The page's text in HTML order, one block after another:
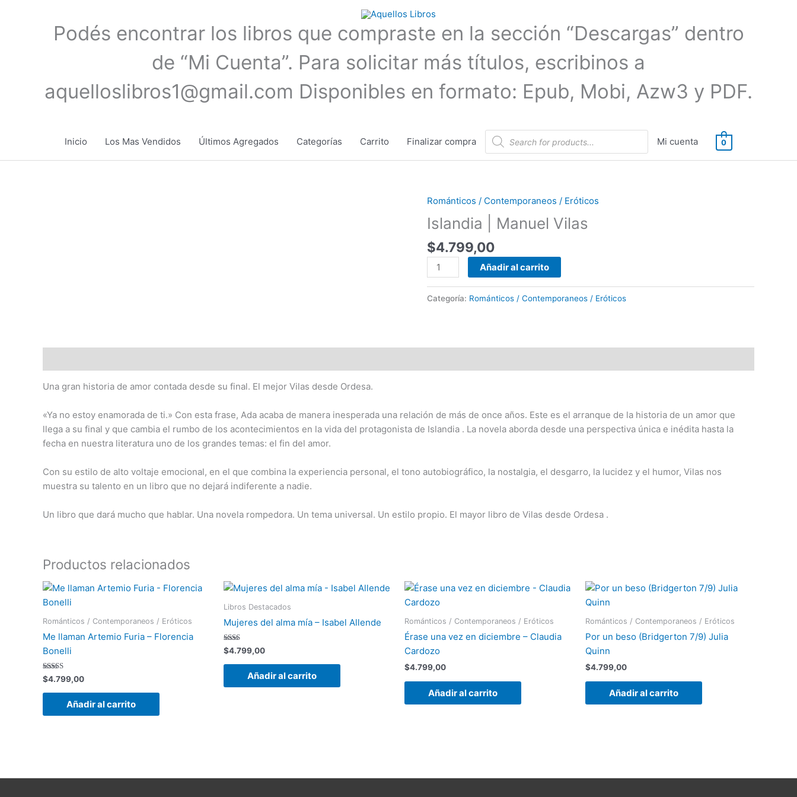
Podés encontrar los libros que compraste en la sección “Descargas” dentro
de “Mi Cuenta”. Para solicitar más títulos, escribinos a
aquelloslibros1@gmail.com Disponibles en formato: Epub, Mobi, Azw3 y PDF.
Inicio Los Mas Vendidos Últimos Agregados Categorías Carrito Finalizar compra
Búsqueda
de
productos
Mi cuenta 0
Románticos / Contemporaneos / Eróticos
Islandia | Manuel Vilas
$4.799,00
Islandia
|
Manuel
Vilas
cantidad
Añadir al carrito
Categoría: Románticos / Contemporaneos / Eróticos
Una gran historia de amor contada desde su final. El mejor Vilas desde Ordesa.
«Ya no estoy enamorada de ti.» Con esta frase, Ada acaba de manera inesperada una relación de más de once años. Este es el arranque de la historia de un amor que
llega a su final y que cambia el rumbo de los acontecimientos en la vida del protagonista de Islandia . La novela aborda desde una perspectiva única e inédita hasta la
fecha en nuestra literatura uno de los grandes temas: el fin del amor.
Con su estilo de alto voltaje emocional, en el que combina la experiencia personal, el tono autobiográfico, la nostalgia, el desgarro, la lucidez y el humor, Vilas nos
muestra su talento en un libro que no dejará indiferente a nadie.
Un libro que dará mucho que hablar. Una novela rompedora. Un tema universal. Un estilo propio. El mayor libro de Vilas desde Ordesa .
Productos relacionados
Románticos / Contemporaneos / Eróticos
Me llaman Artemio Furia – Florencia
Bonelli
Valorado
con
3.00
$4.799,00
Añadir al carrito
Libros Destacados
Mujeres del alma mía – Isabel Allende
Valorado
con
2.00
$4.799,00
Añadir al carrito
Románticos / Contemporaneos / Eróticos
Érase una vez en diciembre – Claudia
Cardozo
$4.799,00
Añadir al carrito
Románticos / Contemporaneos / Eróticos
Por un beso (Bridgerton 7/9) Julia
Quinn
$4.799,00
Añadir al carrito